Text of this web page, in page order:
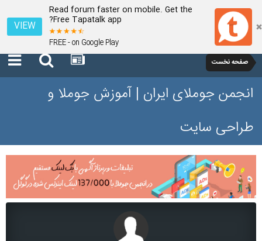
Read forum faster on mobile. Get the
Free Tapatalk app?
FREE - on Google Play
VIEW
صفحه نخست
انجمن جوملای ایران | آموزش جوملا و
طراحی سایت